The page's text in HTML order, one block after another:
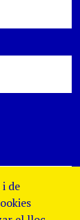
de